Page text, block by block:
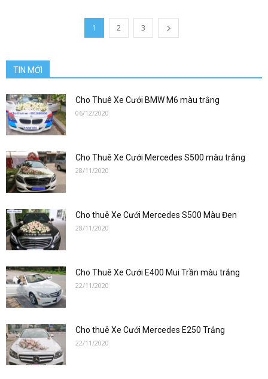
1 2 3
TIN MỚI
Cho Thuê Xe Cưới BMW M6 màu trắng
06/12/2020
Cho Thuê Xe Cưới Mercedes S500 màu trắng
28/11/2020
Cho thuê Xe Cưới Mercedes S500 Màu Đen
28/11/2020
Cho Thuê Xe Cưới E400 Mui Trần màu trắng
22/11/2020
Cho thuê Xe Cưới Mercedes E250 Trắng
22/11/2020